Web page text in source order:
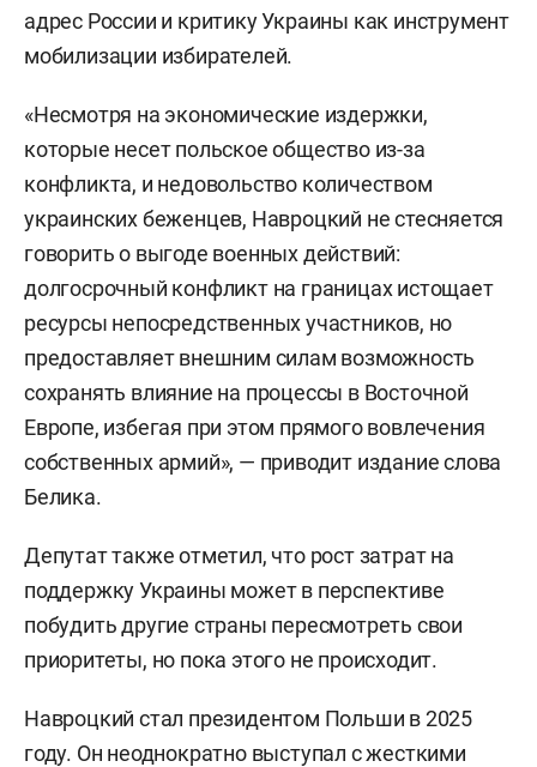
адрес России и критику Украины как инструмент
мобилизации избирателей.
«Несмотря на экономические издержки,
которые несет польское общество из-за
конфликта, и недовольство количеством
украинских беженцев, Навроцкий не стесняется
говорить о выгоде военных действий:
долгосрочный конфликт на границах истощает
ресурсы непосредственных участников, но
предоставляет внешним силам возможность
сохранять влияние на процессы в Восточной
Европе, избегая при этом прямого вовлечения
собственных армий», — приводит издание слова
Белика.
Депутат также отметил, что рост затрат на
поддержку Украины может в перспективе
побудить другие страны пересмотреть свои
приоритеты, но пока этого не происходит.
Навроцкий стал президентом Польши в 2025
году. Он неоднократно выступал с жесткими